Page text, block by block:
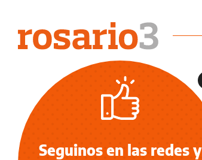
Seguinos en las redes y